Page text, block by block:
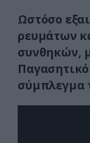
Ωστόσο
ρευμάτων
συνθηκών,
σύμπλεγμα